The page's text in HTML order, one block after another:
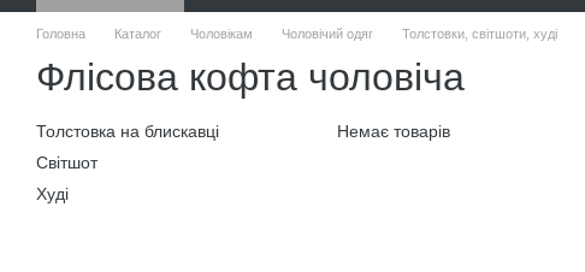
Головна Каталог Чоловікам Чоловічий одяг Толстовки, світшоти, худі
Флісова кофта чоловіча
Немає товарів
Толстовка на блискавці
Світшот
Худі